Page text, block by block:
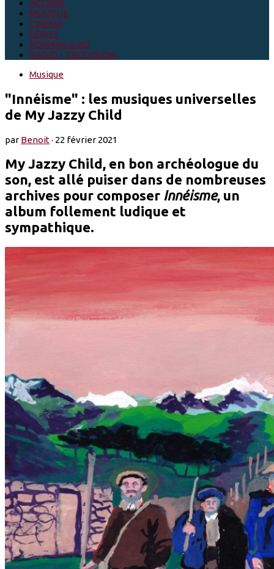
ACCUEIL
MUSIQUE
CINEMA
SÉRIES
ROMANS & BD
RADIO - TELEVISION
Musique
"Innéisme" : les musiques universelles
de My Jazzy Child
parBenoit· 22 février 2021
My Jazzy Child, en bon archéologue du
son, est allé puiser dans de nombreuses
archives pour composer Innéisme, un
album follement ludique et
sympathique.